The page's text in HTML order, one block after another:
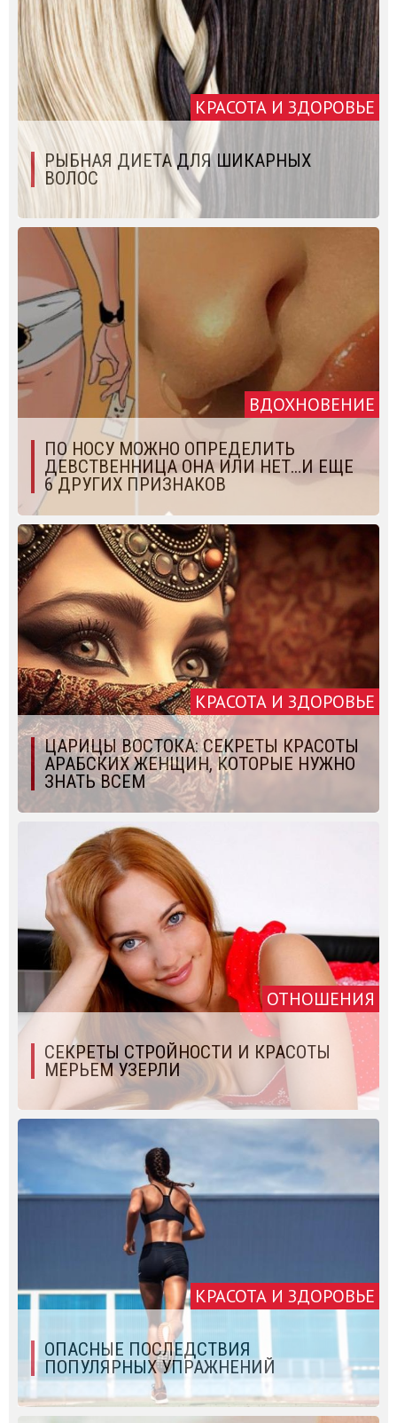
КРАСОТА И ЗДОРОВЬЕ
РЫБНАЯ ДИЕТА ДЛЯ ШИКАРНЫХ
ВОЛОС
ВДОХНОВЕНИЕ
ПО НОСУ МОЖНО ОПРЕДЕЛИТЬ
ДЕВСТВЕННИЦА ОНА ИЛИ НЕТ…И ЕЩЕ
6 ДРУГИХ ПРИЗНАКОВ
КРАСОТА И ЗДОРОВЬЕ
ЦАРИЦЫ ВОСТОКА: СЕКРЕТЫ КРАСОТЫ
АРАБСКИХ ЖЕНЩИН, КОТОРЫЕ НУЖНО
ЗНАТЬ ВСЕМ
ОТНОШЕНИЯ
СЕКРЕТЫ СТРОЙНОСТИ И КРАСОТЫ
МЕРЬЕМ УЗЕРЛИ
КРАСОТА И ЗДОРОВЬЕ
ОПАСНЫЕ ПОСЛЕДСТВИЯ
ПОПУЛЯРНЫХ УПРАЖНЕНИЙ